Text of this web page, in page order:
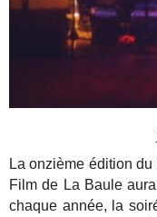
La onzième édition
Film de La Baule
chaque année, la